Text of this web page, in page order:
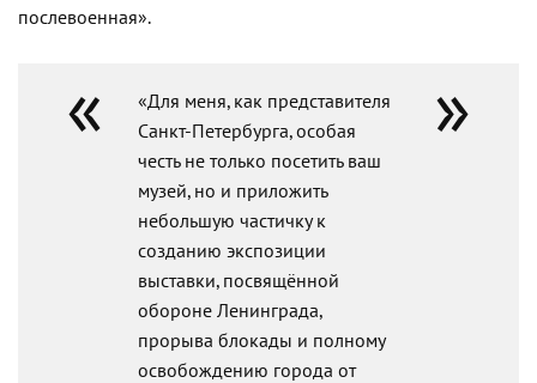
послевоенная».
«Для меня, как представителя
Санкт-Петербурга, особая
честь не только посетить ваш
музей, но и приложить
небольшую частичку к
созданию экспозиции
выставки, посвящённой
обороне Ленинграда,
прорыва блокады и полному
освобождению города от